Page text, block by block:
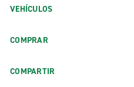
VEHÍCULOS
COMPRAR
COMPARTIR